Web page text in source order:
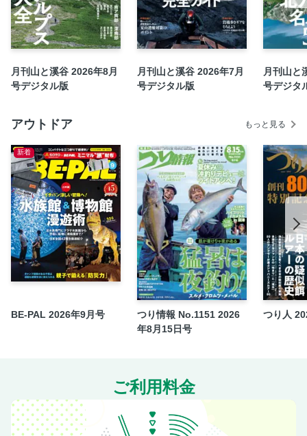
南アルプス南部の歩き方
アクセス＆登山口ガイド
【ルポ】深く、大きな山に抱かれる旅 赤石岳から荒川三山
赤石岳・荒川三山
上河内岳・茶臼岳・光岳
山小屋＆テント場データ
南アルプス深南部の歩き方
黒法師岳
池口岳
前黒法師岳
沢口山
大札山
【短期集中連載】人を襲うクマ2026
【特別紀行】月村了衛と湊かなえ 岩木山と八甲田山でのん
【連載】ようこそ部室へ！
ヤマケイジャーナル
アクシデント
月刊山と溪谷 2026年8月
号デジタル版
月刊山と溪谷 2026年7月
号デジタル版
月刊山と
号デジタ
アウトドア もっと見る
新着
BE-PAL 2026年9月号
つり情報 No.1151 2026
年8月15日号
つり人
ご利用料金